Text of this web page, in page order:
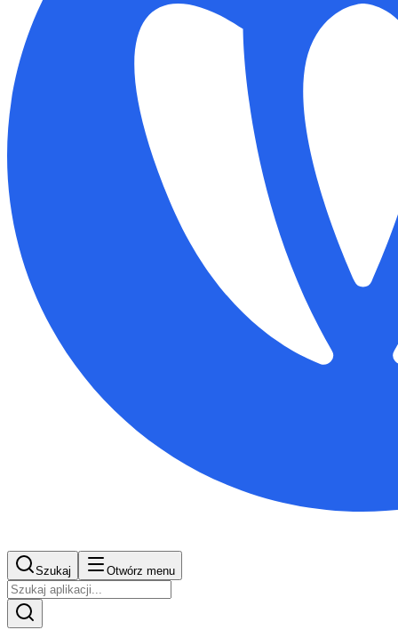
Szukaj Otwórz menu